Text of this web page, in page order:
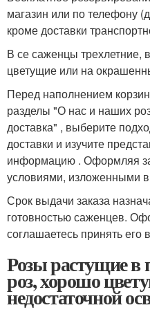
магазин или по телефону
кроме доставки
В се саженцы трехлетние,
цветущие или на
Перед наполнением
разделы "О нас и наших
доставка" , выберите
доставки и изучите
информацию . Оформляя
условиями, изложенными
Срок выдачи заказа
готовностью саженцев.
соглашаетесь принять его
Розы растущие в
роз, хорошо
недостаточной